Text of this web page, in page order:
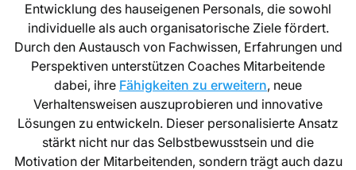
Entwicklung des hauseigenen Personals, die sowohl
individuelle als auch organisatorische Ziele fördert.
Durch den Austausch von Fachwissen, Erfahrungen und
Perspektiven unterstützen Coaches Mitarbeitende
dabei, ihre Fähigkeiten zu erweitern, neue
Verhaltensweisen auszuprobieren und innovative
Lösungen zu entwickeln. Dieser personalisierte Ansatz
stärkt nicht nur das Selbstbewusstsein und die
Motivation der Mitarbeitenden, sondern trägt auch dazu